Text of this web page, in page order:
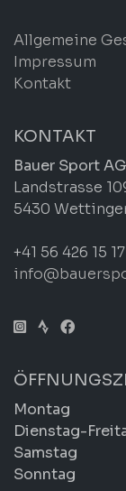
Allgemeine
Impressum
Kontakt
KONTAKT
Bauer Sport AG
Landstrasse
5430
+41 56 426 15 17
Montag
Dienstag-
Samstag
Sonntag